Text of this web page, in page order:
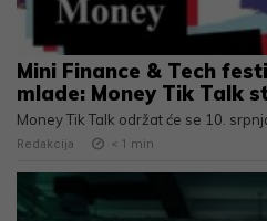
Mini Finance & Tech
mlade: Money Tik Talk
Money Tik Talk održat će se 10.
Redakcija < 1 min